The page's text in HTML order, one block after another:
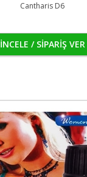
Cantharis D6
İNCELE / SİPARİŞ VER